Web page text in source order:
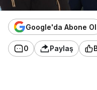
Google'da Abone Ol
0 Paylaş